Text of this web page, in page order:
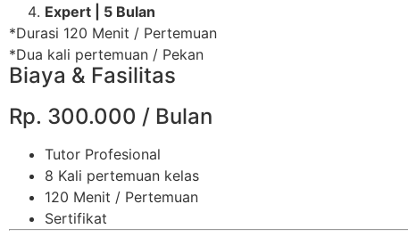
Expert | 5 Bulan
*Durasi 120 Menit / Pertemuan
*Dua kali pertemuan / Pekan
Biaya & Fasilitas
Rp. 300.000 / Bulan
Tutor Profesional
8 Kali pertemuan kelas
120 Menit / Pertemuan
Sertifikat